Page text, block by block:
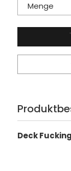
Menge
Deck